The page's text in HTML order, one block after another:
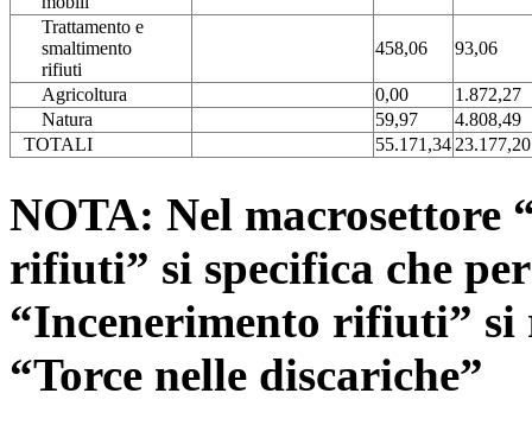
Trattamento e
smaltimento
rifiuti
458,06 93,06
Agricoltura 0,00
1.872,27
Natura
59,97
4.808,49
TOTALI
55.171,3423.177,20
NOTA: Nel macrosettore
rifiuti” si specifica che
“Incenerimento rifiuti”
“Torce nelle discariche”